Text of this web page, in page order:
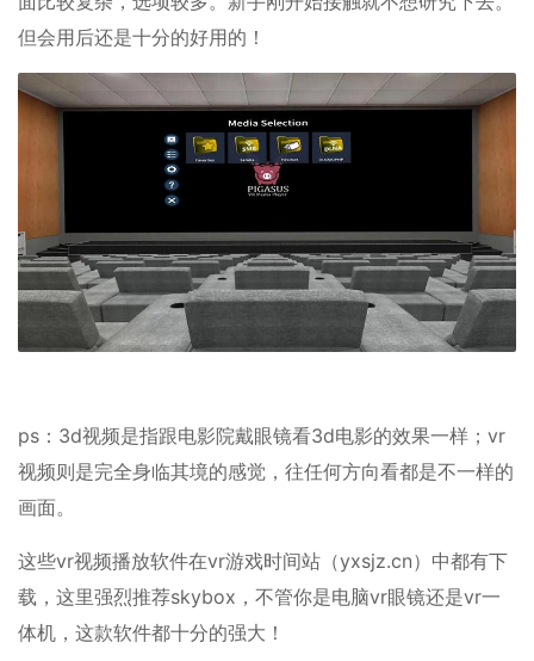
但会用后还是十分的好用的！
ps：3d视频是指跟电影院戴眼镜看3d电影的效果一样；vr
视频则是完全身临其境的感觉，往任何方向看都是不一样的
画面。
这些vr视频播放软件在vr游戏时间站（yxsjz.cn）中都有下
载，这里强烈推荐skybox，不管你是电脑vr眼镜还是vr一
体机，这款软件都十分的强大！